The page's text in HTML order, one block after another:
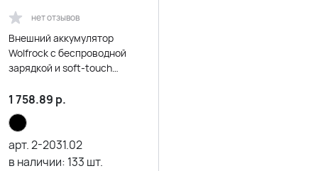
нет отзывов
Внешний аккумулятор
Wolfrock с беспроводной
зарядкой и soft-touch
1 758.89 р.
арт.2-2031.02
в наличии: 133 шт.